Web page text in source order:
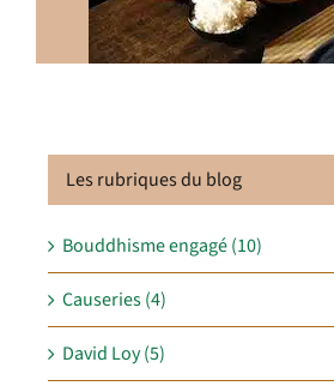
Les rubriques du blog
Bouddhisme engagé (10)
Causeries (4)
David Loy (5)